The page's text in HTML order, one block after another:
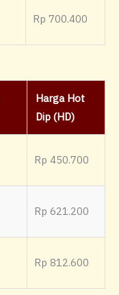
Rp 700.400
Harga Hot
Dip (HD)
Rp 450.700
Rp 621.200
Rp 812.600